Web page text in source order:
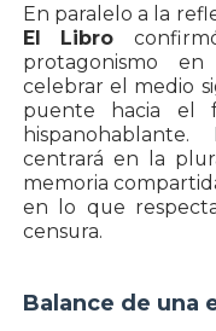
En paralelo a la
El Libro
protagonismo
celebrar el medio
puente hacia el
centrará en la
memoria
en lo que
censura.
Balance de una